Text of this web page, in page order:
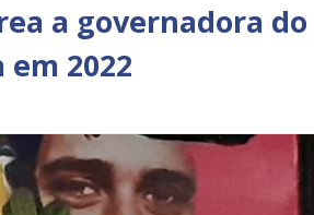
a governadora do
2022